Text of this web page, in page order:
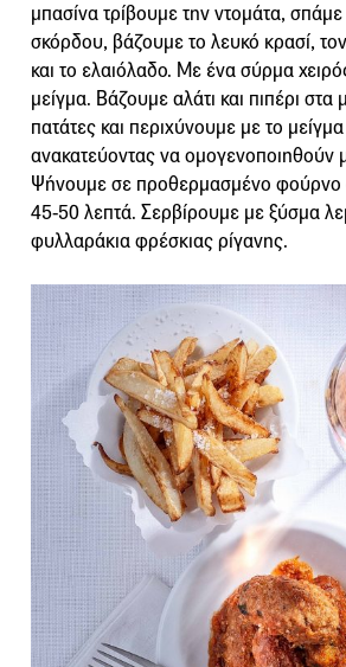
μπασίνα τρίβουμε την ντομάτα, σπάμε
σκόρδου, βάζουμε το λευκό κρασί,
και το ελαιόλαδο. Με ένα σύρμα
μείγμα. Βάζουμε αλάτι και πιπέρι στα
πατάτες και περιχύνουμε με το
ανακατεύοντας να ομογενοποιηθούν
Ψήνουμε σε προθερμασμένο φούρνο
45-50 λεπτά. Σερβίρουμε με ξύσμα
φυλλαράκια φρέσκιας ρίγανης.